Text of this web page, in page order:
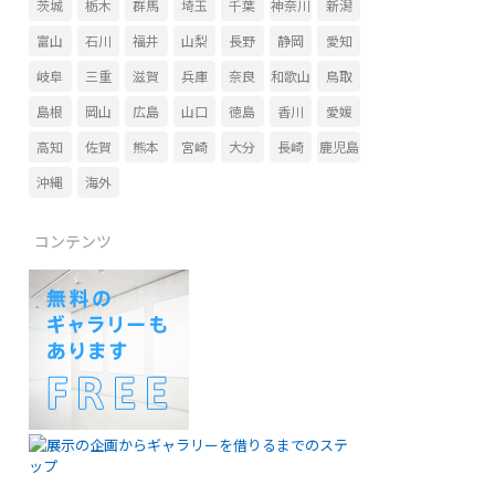
茨城
栃木 群馬 埼玉 千葉 神奈川
新潟
富山
石川 福井 山梨 長野 静岡
愛知
岐阜
三重 滋賀 兵庫 奈良 和歌山
鳥取
島根
岡山 広島 山口 徳島 香川
愛媛
高知
佐賀 熊本 宮崎 大分 長崎
鹿児島
沖縄
海外
コンテンツ